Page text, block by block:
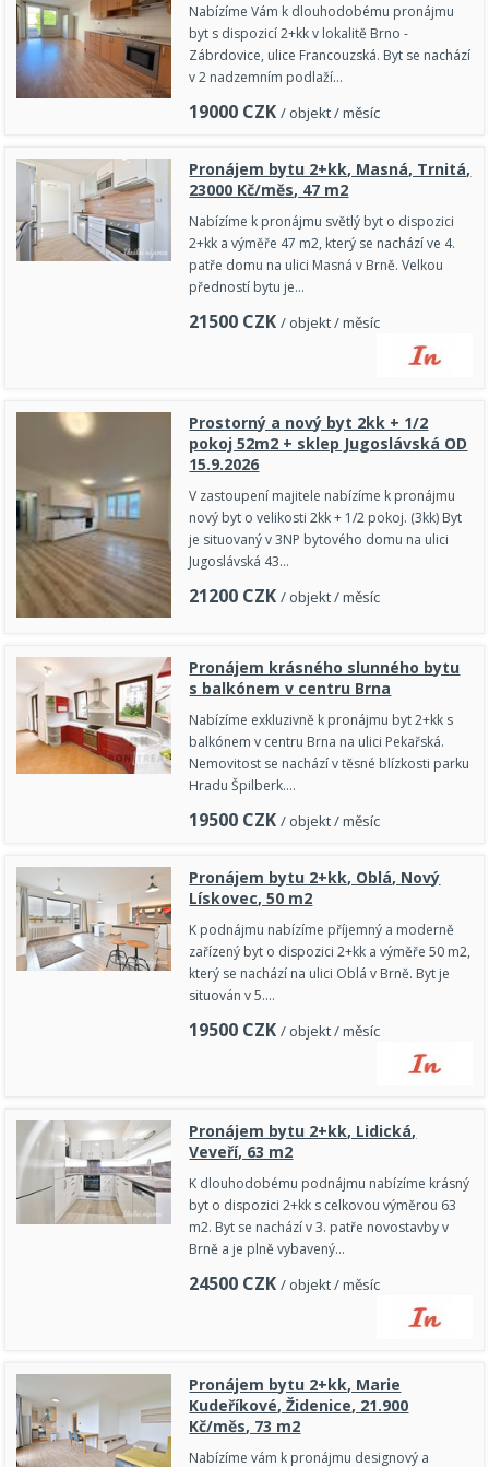
Nabízíme Vám k dlouhodobému pronájmu
byt s dispozicí 2+kk v lokalitě Brno -
Zábrdovice, ulice Francouzská. Byt se nachází
v 2 nadzemním podlaží…
19000 CZK / objekt / měsíc
Pronájem bytu 2+kk, Masná, Trnitá,
23000 Kč/měs, 47 m2
Nabízíme k pronájmu světlý byt o dispozici
2+kk a výměře 47 m2, který se nachází ve 4.
patře domu na ulici Masná v Brně. Velkou
předností bytu je…
21500 CZK / objekt / měsíc
Prostorný a nový byt 2kk + 1/2
pokoj 52m2 + sklep Jugoslávská OD
15.9.2026
V zastoupení majitele nabízíme k pronájmu
nový byt o velikosti 2kk + 1/2 pokoj. (3kk) Byt
je situovaný v 3NP bytového domu na ulici
Jugoslávská 43…
21200 CZK / objekt / měsíc
Pronájem krásného slunného bytu
s balkónem v centru Brna
Nabízíme exkluzivně k pronájmu byt 2+kk s
balkónem v centru Brna na ulici Pekařská.
Nemovitost se nachází v těsné blízkosti parku
Hradu Špilberk.…
19500 CZK / objekt / měsíc
Pronájem bytu 2+kk, Oblá, Nový
Lískovec, 50 m2
K podnájmu nabízíme příjemný a moderně
zařízený byt o dispozici 2+kk a výměře 50 m2,
který se nachází na ulici Oblá v Brně. Byt je
situován v 5.…
19500 CZK / objekt / měsíc
Pronájem bytu 2+kk, Lidická,
Veveří, 63 m2
K dlouhodobému podnájmu nabízíme krásný
byt o dispozici 2+kk s celkovou výměrou 63
m2. Byt se nachází v 3. patře novostavby v
Brně a je plně vybavený…
24500 CZK / objekt / měsíc
Pronájem bytu 2+kk, Marie
Kudeříkové, Židenice, 21.900
Kč/měs, 73 m2
Nabízíme vám k pronájmu designový a